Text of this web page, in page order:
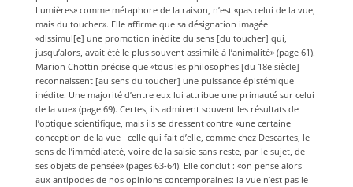
Lumières» comme métaphore de la raison, n’est «pas celui de la vue,
mais du toucher». Elle affirme que sa désignation imagée
«dissimul[e] une promotion inédite du sens [du toucher] qui,
jusqu’alors, avait été le plus souvent assimilé à l’animalité» (page 61).
Marion Chottin précise que «tous les philosophes [du 18e siècle]
reconnaissent [au sens du toucher] une puissance épistémique
inédite. Une majorité d’entre eux lui attribue une primauté sur celui
de la vue» (page 69). Certes, ils admirent souvent les résultats de
l’optique scientifique, mais ils se dressent contre «une certaine
conception de la vue –celle qui fait d’elle, comme chez Descartes, le
sens de l’immédiateté, voire de la saisie sans reste, par le sujet, de
ses objets de pensée» (pages 63-64). Elle conclut : «on pense alors
aux antipodes de nos opinions contemporaines: la vue n’est pas le